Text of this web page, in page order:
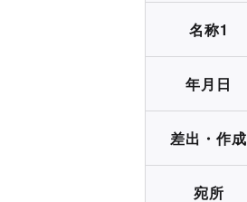
名称1
年月日
差出・作成
宛所